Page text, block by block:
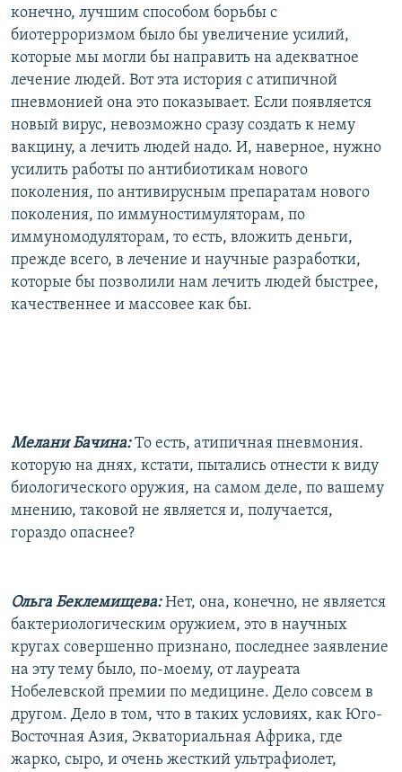
конечно, лучшим способом борьбы с
биотерроризмом было бы увеличение усилий,
которые мы могли бы направить на адекватное
лечение людей. Вот эта история с атипичной
пневмонией она это показывает. Если появляется
новый вирус, невозможно сразу создать к нему
вакцину, а лечить людей надо. И, наверное, нужно
усилить работы по антибиотикам нового
поколения, по антивирусным препаратам нового
поколения, по иммуностимуляторам, по
иммуномодуляторам, то есть, вложить деньги,
прежде всего, в лечение и научные разработки,
которые бы позволили нам лечить людей быстрее,
качественнее и массовее как бы.
Мелани Бачина: То есть, атипичная пневмония.
которую на днях, кстати, пытались отнести к виду
биологического оружия, на самом деле, по вашему
мнению, таковой не является и, получается,
гораздо опаснее?
Ольга Беклемищева:Нет, она, конечно, не является
бактериологическим оружием, это в научных
кругах совершенно признано, последнее заявление
на эту тему было, по-моему, от лауреата
Нобелевской премии по медицине. Дело совсем в
другом. Дело в том, что в таких условиях, как Юго-
Восточная Азия, Экваториальная Африка, где
жарко, сыро, и очень жесткий ультрафиолет,